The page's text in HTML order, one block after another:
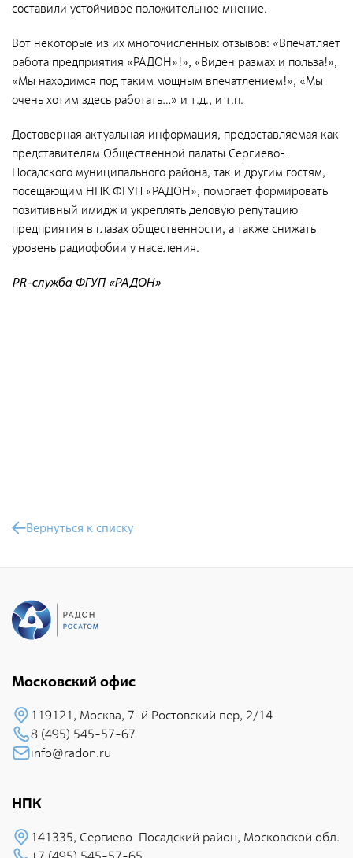
составили устойчивое положительное мнение.
Вот некоторые из их многочисленных отзывов: «Впечатляет
работа предприятия «РАДОН»!», «Виден размах и польза!»,
«Мы находимся под таким мощным впечатлением!», «Мы
очень хотим здесь работать…» и т.д., и т.п.
Достоверная актуальная информация, предоставляемая как
представителям Общественной палаты Сергиево-
Посадского муниципального района, так и другим гостям,
посещающим НПК ФГУП «РАДОН», помогает формировать
позитивный имидж и укреплять деловую репутацию
предприятия в глазах общественности, а также снижать
уровень радиофобии у населения.
PR-служба ФГУП «РАДОН»
Вернуться к списку
Московский офис
119121, Москва, 7-й Pостовский пеp, 2/14
8 (495) 545-57-67
info@radon.ru
НПК
141335, Сеpгиево-Посадский район, Московской обл.
Обратная связь
Направления деятельности
Обращение с РАО и ОИИИ
Радиационный и экологический мониторинг
Региональный учет и контроль радиоактивных веществ,
отходов
Фотобанк РАДОНА
Филиалы
НПК – Сергиево-Посадский филиал
Северо-Западный центр по обращению с
Дальневосточный центр по обращению с
радиоактивными отходами «ДальРАО»
Приволжский филиал
Уральский филиал
Приволжский территориальный округ